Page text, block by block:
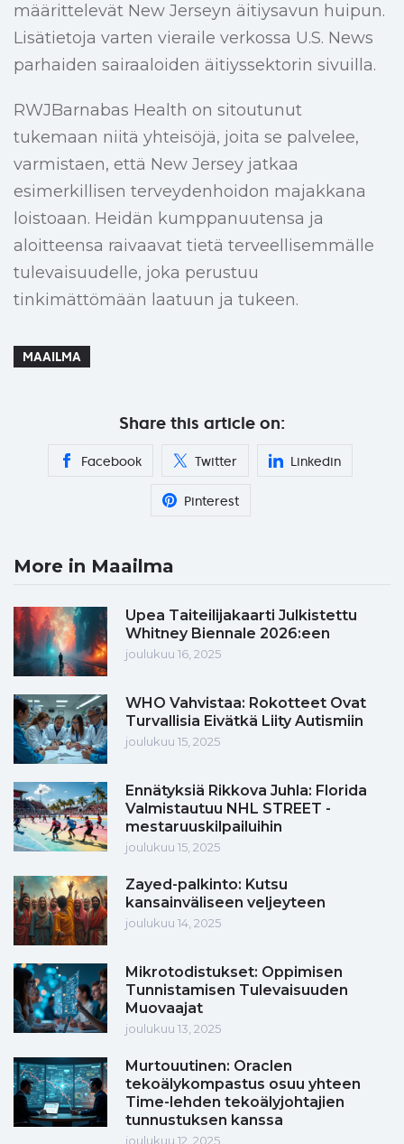
määrittelevät New Jerseyn äitiysavun huipun.
Lisätietoja varten vieraile verkossa U.S. News
parhaiden sairaaloiden äitiyssektorin sivuilla.
RWJBarnabas Health on sitoutunut
tukemaan niitä yhteisöjä, joita se palvelee,
varmistaen, että New Jersey jatkaa
esimerkillisen terveydenhoidon majakkana
loistoaan. Heidän kumppanuutensa ja
aloitteensa raivaavat tietä terveellisemmälle
tulevaisuudelle, joka perustuu
tinkimättömään laatuun ja tukeen.
MAAILMA
Share this article on:
Facebook Twitter Linkedin
Pinterest
More in Maailma
Upea Taiteilijakaarti Julkistettu
Whitney Biennale 2026:een
joulukuu 16, 2025
WHO Vahvistaa: Rokotteet Ovat
Turvallisia Eivätkä Liity Autismiin
joulukuu 15, 2025
Ennätyksiä Rikkova Juhla: Florida
Valmistautuu NHL STREET -
mestaruuskilpailuihin
joulukuu 15, 2025
Zayed-palkinto: Kutsu
kansainväliseen veljeyteen
joulukuu 14, 2025
Mikrotodistukset: Oppimisen
Tunnistamisen Tulevaisuuden
Muovaajat
joulukuu 13, 2025
Murtouutinen: Oraclen
tekoälykompastus osuu yhteen
Time-lehden tekoälyjohtajien
tunnustuksen kanssa
joulukuu 12, 2025